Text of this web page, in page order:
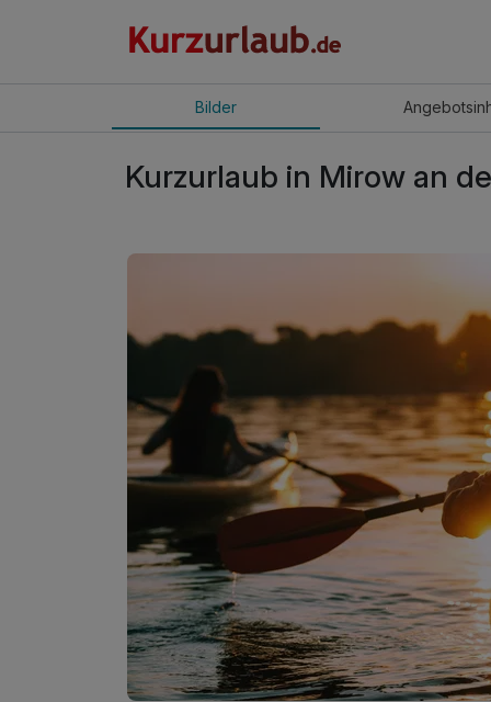
Bilder Angebot
Kurzurlaub in Mirow an